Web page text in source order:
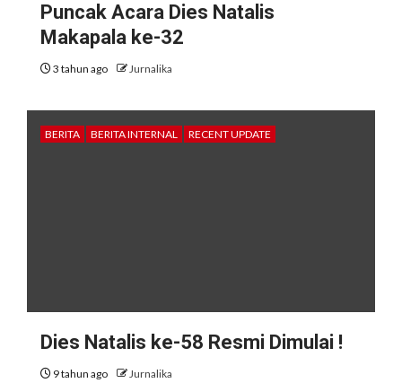
Puncak Acara Dies Natalis
Makapala ke-32
3 tahun ago Jurnalika
BERITA BERITA INTERNAL RECENT UPDATE
Dies Natalis ke-58 Resmi Dimulai !
9 tahun ago Jurnalika